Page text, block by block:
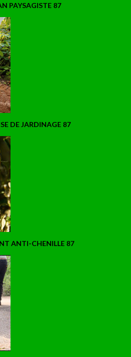
PAYSAGISTE 87
DE JARDINAGE 87
ANTI-CHENILLE 87